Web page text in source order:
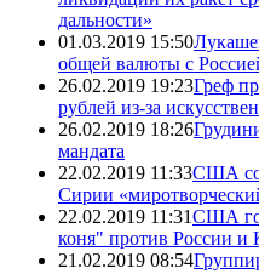
дальности»
01.03.2019 15:50
общей валюты с
26.02.2019 19:23Греф
рублей из-за
26.02.2019 18:26
мандата
22.02.2019 11:33США
Сирии
22.02.2019 11:31США
коня" против России
21.02.2019 08:54